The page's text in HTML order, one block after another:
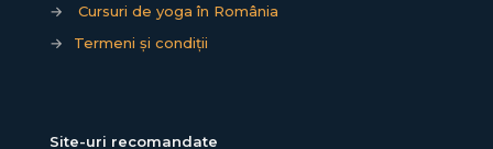
→
Cursuri de yoga în România
→
Termeni și condiții
Site-uri recomandate